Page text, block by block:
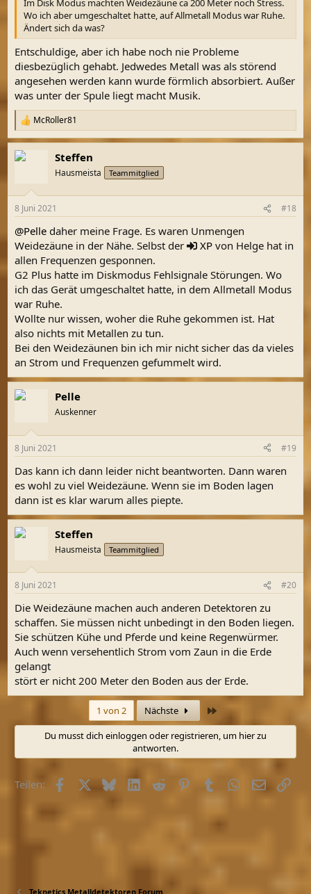
Im Disk Modus machten Weidezäune ca 200 Meter noch Stress.
Wo ich aber umgeschaltet hatte, auf Allmetall Modus war Ruhe.
Ändert sich da was?
Entschuldige, aber ich habe noch nie Probleme
diesbezüglich gehabt. Jedwedes Metall was als störend
angesehen werden kann wurde förmlich absorbiert. Außer
was unter der Spule liegt macht Musik.
R
e
a
k
e
:
McRoller81
Steffen
Hausmeista Teammitglied
8 Juni 2021 #18
@Pelle daher meine Frage. Es waren Unmengen
Weidezäune in der Nähe. Selbst der
XP von Helge hat in
allen Frequenzen gesponnen.
G2 Plus hatte im Diskmodus Fehlsignale Störungen. Wo
ich das Gerät umgeschaltet hatte, in dem Allmetall Modus
war Ruhe.
Wollte nur wissen, woher die Ruhe gekommen ist. Hat
also nichts mit Metallen zu tun.
Bei den Weidezäunen bin ich mir nicht sicher das da vieles
an Strom und Frequenzen gefummelt wird.
Pelle
Auskenner
8 Juni 2021 #19
Das kann ich dann leider nicht beantworten. Dann waren
es wohl zu viel Weidezäune. Wenn sie im Boden lagen
dann ist es klar warum alles piepte.
Steffen
Hausmeista Teammitglied
8 Juni 2021 #20
Die Weidezäune machen auch anderen Detektoren zu
schaffen. Sie müssen nicht unbedingt in den Boden liegen.
Sie schützen Kühe und Pferde und keine Regenwürmer.
Auch wenn versehentlich Strom vom Zaun in die Erde
gelangt
stört er nicht 200 Meter den Boden aus der Erde.
1 von 2 Nächste Letzte
Du musst dich einloggen oder registrieren, um hier zu
antworten.
Teilen: FacebookX (Twitter)
BlueskyLinkedInReddit PinterestTumblrWhatsApp
E-MailLink
Teknetics Metalldetektoren Forum